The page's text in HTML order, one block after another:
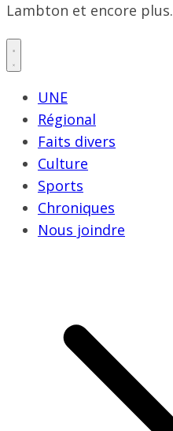
Lambton et encore plus.
UNE
Régional
Faits divers
Culture
Sports
Chroniques
Nous joindre